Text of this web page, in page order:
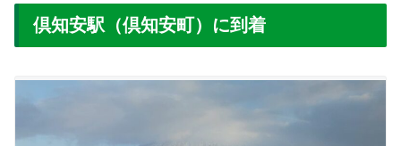
倶知安駅（倶知安町）に到着